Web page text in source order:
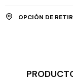
OPCIÓN DE